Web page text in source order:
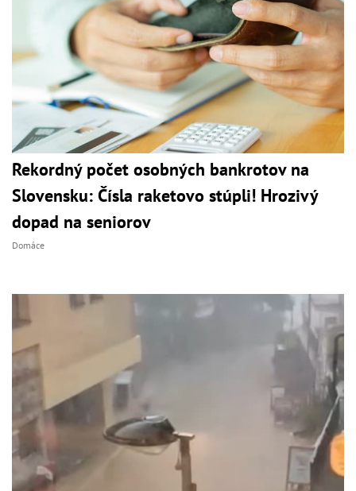
Rekordný počet osobných bankrotov na
Slovensku: Čísla raketovo stúpli! Hrozivý
dopad na seniorov
Domáce